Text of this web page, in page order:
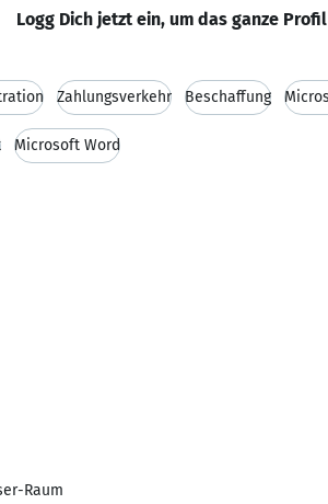
Logg Dich jetzt ein, um das ganze
Zahlungsverkehr Beschaffung
Microsoft Word
Raum